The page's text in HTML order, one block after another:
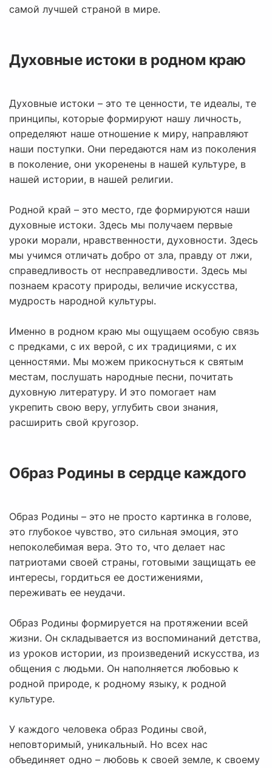
самой лучшей страной в мире.
Духовные истоки в родном краю
Духовные истоки – это те ценности, те идеалы, те
принципы, которые формируют нашу личность,
определяют наше отношение к миру, направляют
наши поступки. Они передаются нам из поколения
в поколение, они укоренены в нашей культуре, в
нашей истории, в нашей религии.
Родной край – это место, где формируются наши
духовные истоки. Здесь мы получаем первые
уроки морали, нравственности, духовности. Здесь
мы учимся отличать добро от зла, правду от лжи,
справедливость от несправедливости. Здесь мы
познаем красоту природы, величие искусства,
мудрость народной культуры.
Именно в родном краю мы ощущаем особую связь
с предками, с их верой, с их традициями, с их
ценностями. Мы можем прикоснуться к святым
местам, послушать народные песни, почитать
духовную литературу. И это помогает нам
укрепить свою веру, углубить свои знания,
расширить свой кругозор.
Образ Родины в сердце каждого
Образ Родины – это не просто картинка в голове,
это глубокое чувство, это сильная эмоция, это
непоколебимая вера. Это то, что делает нас
патриотами своей страны, готовыми защищать ее
интересы, гордиться ее достижениями,
переживать ее неудачи.
Образ Родины формируется на протяжении всей
жизни. Он складывается из воспоминаний детства,
из уроков истории, из произведений искусства, из
общения с людьми. Он наполняется любовью к
родной природе, к родному языку, к родной
культуре.
У каждого человека образ Родины свой,
неповторимый, уникальный. Но всех нас
объединяет одно – любовь к своей земле, к своему